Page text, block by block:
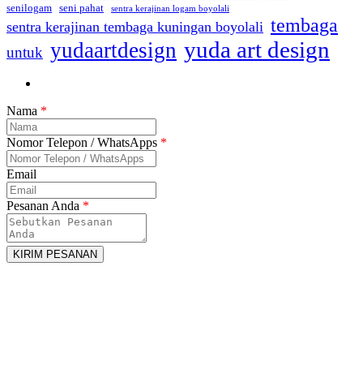
senilogam seni pahat sentra kerajinan logam boyolali
sentra kerajinan tembaga kuningan boyolali tembaga
untuk yudaartdesign yuda art design
Nama *
Nomor Telepon / WhatsApps *
Email
Pesanan Anda *